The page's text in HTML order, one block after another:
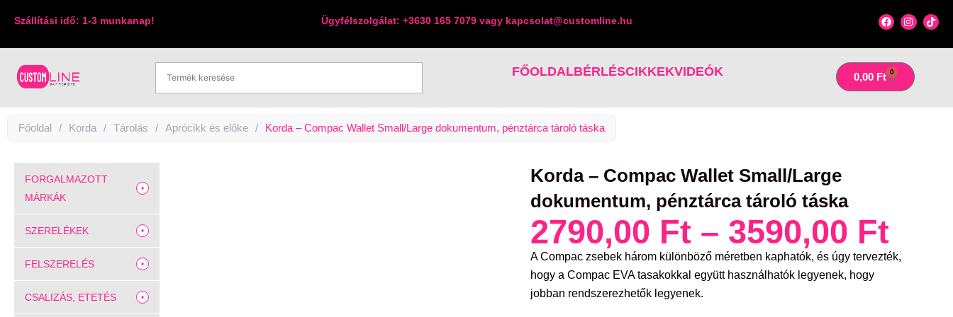
Szállítási idő: 1-3 munkanap! Ügyfélszolgálat: +3630 165 7079 vagy kapcsolat@customline.hu
F
a
e
o
o
I
n
t
g
a
T
i
t
FŐOLDALBÉRLÉSCIKKEKVIDEÓK 0,00 Ft 0
Kosár
Főoldal / Korda / Tárolás / Aprócikk és előke / Korda – Compac Wallet Small/Large dokumentum, pénztárca tároló táska
FORGALMAZOTT
MÁRKÁK
SZERELÉKEK
FELSZERELÉS
CSALIZÁS, ETETÉS
Korda – Compac Wallet Small/Large
dokumentum, pénztárca tároló táska
2790,00 Ft – 3590,00 Ft
-
A Compac zsebek három különböző méretben kaphatók, és úgy tervezték,
hogy a Compac EVA tasakokkal együtt használhatók legyenek, hogy
jobban rendszerezhetők legyenek.